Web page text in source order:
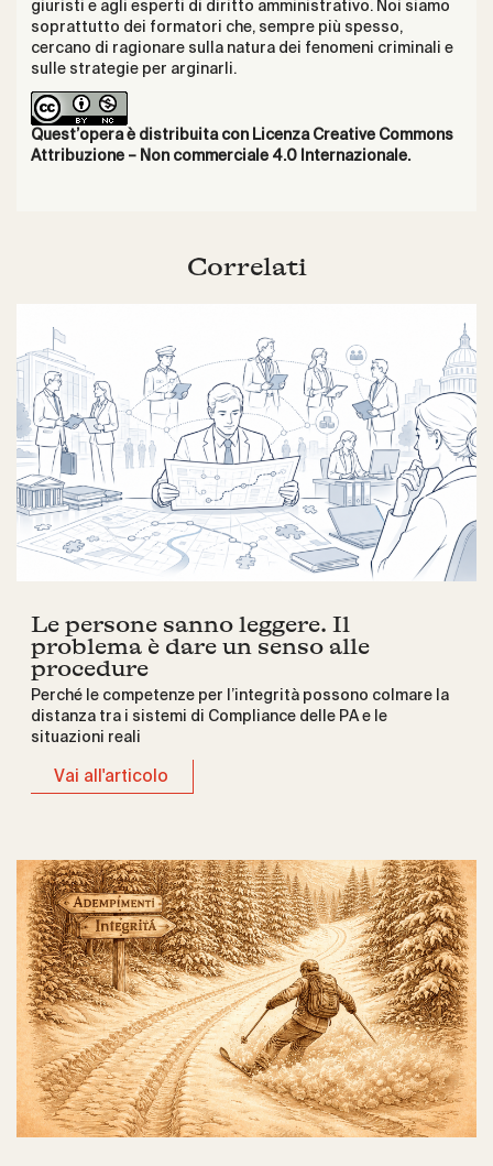
giuristi e agli esperti di diritto amministrativo. Noi siamo
soprattutto dei formatori che, sempre più spesso,
cercano di ragionare sulla natura dei fenomeni criminali e
sulle strategie per arginarli.
Quest’opera è distribuita con Licenza Creative Commons
Attribuzione – Non commerciale 4.0 Internazionale.
Correlati
Le persone sanno leggere. Il
problema è dare un senso alle
procedure
Perché le competenze per l’integrità possono colmare la
distanza tra i sistemi di Compliance delle PA e le
situazioni reali
Vai all'articolo